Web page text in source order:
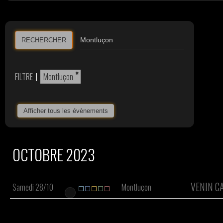
RECHERCHER
FILTRE | ×
Montluçon
Afficher tous les évènements
OCTOBRE 2023
Samedi 28/10 Montluçon VENIN